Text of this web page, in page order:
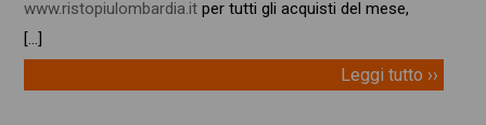
www.ristopiulombardia.itper tutti gli acquisti del mese,
[…]
Leggi tutto ››